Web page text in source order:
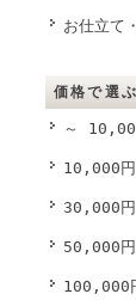
お仕立て
価格で選ぶ
～
10,000
30,000
50,000
100,000